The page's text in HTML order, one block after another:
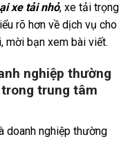
xe tải nhỏ, xe tải trọng
rõ hơn về dịch vụ cho
mời bạn xem bài viết.
nghiệp thường
trung tâm
doanh nghiệp thường